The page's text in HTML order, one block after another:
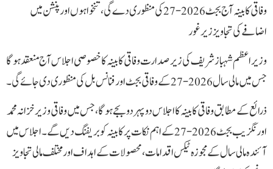
وفاقی کابینہ آج بجٹ 2026-27 کی منظوری دے گی، تنخواہوں اور پنشن میں
اضافے کی تجاویز زیر غور
وزیراعظم شہباز شریف کی زیر صدارت وفاقی کابینہ کا خصوصی اجلاس آج منعقد ہوگا
جس میں مالی سال 2026-27 کے وفاقی بجٹ اور فنانس بل کی منظوری دی جائے گی۔
ذرائع کے مطابق وفاقی کابینہ کا اجلاس دوپہر دو بجے ہوگا، جس میں وفاقی وزیر خزانہ محمد
اورنگزیب بجٹ 2026-27 کے اہم نکات پر کابینہ کو بریفنگ دیں گے۔ اجلاس میں
آئندہ مالی سال کے مجوزہ ٹیکس اقدامات، محصولات کے اہداف اور مختلف مالی تجاویز